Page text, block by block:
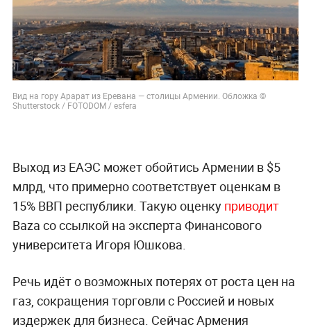
Вид на гору Арарат из Еревана — столицы Армении. Обложка ©
Shutterstock / FOTODOM / esfera
Выход из ЕАЭС может обойтись Армении в $5
млрд, что примерно соответствует оценкам в
15% ВВП республики. Такую оценку приводит
Baza со ссылкой на эксперта Финансового
университета Игоря Юшкова.
Речь идёт о возможных потерях от роста цен на
газ, сокращения торговли с Россией и новых
издержек для бизнеса. Сейчас Армения